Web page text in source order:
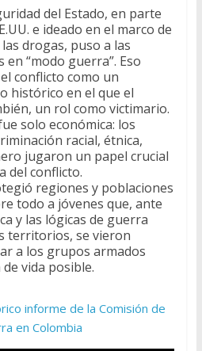
del Estado, en parte
e ideado en el marco de
drogas, puso a las
en “modo guerra”. Eso
conflicto como un
histórico en el que el
un rol como victimario.
solo económica: los
racial, étnica,
jugaron un papel crucial
del conflicto.
regiones y poblaciones
todo a jóvenes que, ante
y las lógicas de guerra
territorios, se vieron
a los grupos armados
vida posible.
informe de la Comisión de
en Colombia